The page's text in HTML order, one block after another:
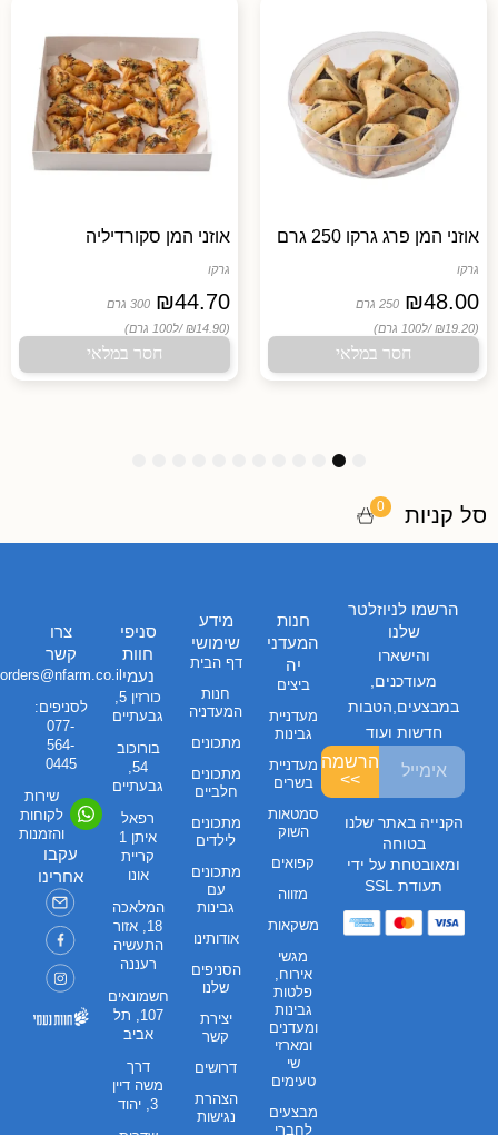
אוזני המן פרג גרקו 250 גרם
גרקו
₪48.00
250 גרם
(₪19.20 /
ל100 גרם)
חסר במלאי
אוזני המן סקורדיליה
גרקו
₪44.70
300 גרם
(₪14.90 /
ל100 גרם)
חסר במלאי
סל קניות 0
חנות
המעדני
יה
ביצים
מעדניית
גבינות
מעדניית
בשרים
סמטאות
השוק
קפואים
מזווה
משקאות
מגשי
אירוח,
פלטות
גבינות
ומעדנים
ומארזי
שי
טעימים
מבצעים
לחברי
מידע
שימושי
דף הבית
חנות
המעדניה
מתכונים
מתכונים
חלביים
מתכונים
לילדים
מתכונים
עם
גבינות
אודותינו
הסניפים
שלנו
יצירת
קשר
דרושים
הצהרת
נגישות
סניפי
חוות
נעמי
כורזין 5,
גבעתיים
בורוכוב
54,
גבעתיים
רפאל
איתן 1
קריית
אונו
המלאכה
18, אזור
התעשיה
רעננה
חשמונאים
107, תל
אביב
דרך
משה דיין
3, יהוד
צרו
קשר
orders@nfarm.co.il
לסניפים:
077-
564-
0445
שירות
לקוחות
והזמנות
עקבו
אחרינו
הרשמו לניוזלטר
שלנו
והישארו
מעודכנים,
במבצעים,הטבות
חדשות ועוד
הרשמה
>>
הקנייה באתר שלנו
בטוחה
ומאובטחת על ידי
תעודת SSL